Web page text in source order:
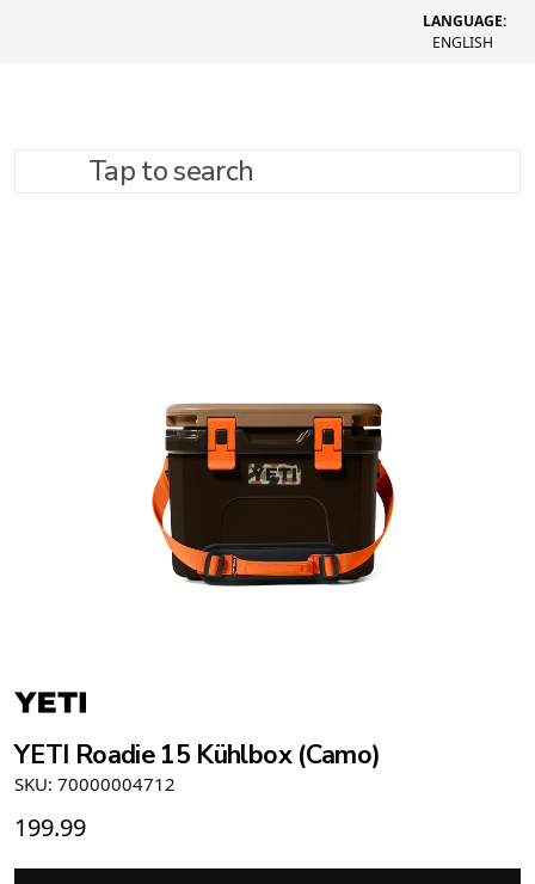
LANGUAGE:
ENGLISH
Tap to search
YETI Roadie 15 Kühlbox (Camo)
SKU: 70000004712
199.99